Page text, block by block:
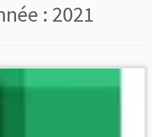
: 2021